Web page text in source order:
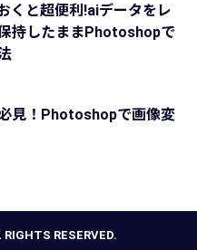
くと超便利!aiデータをレ
持したままPhotoshopで
見！Photoshopで画像変
RESERVED.